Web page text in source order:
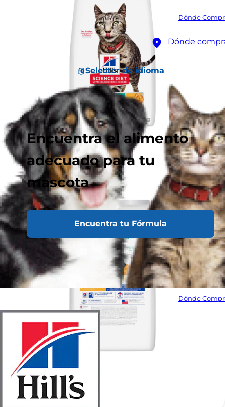
Dónde
Dónde
Selector de idioma
Encuentra el alimento
adecuado para tu
mascota
Encuentra tu Fórmula
Dónde